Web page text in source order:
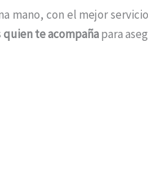
mano, con el mejor
quien te acompañapara